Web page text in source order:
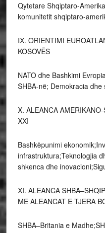
Qytetare Shqiptaro-
komunitetit shqiptaro-
IX. ORIENTIMI
KOSOVËS
NATO dhe Bashkimi
SHBA-në; Demokracia
X. ALEANCA
XXI
Bashkëpunimi
infrastruktura;Teknologjia
shkenca dhe
XI. ALEANCA
ME ALEANCAT E TJERA
SHBA–Britania e